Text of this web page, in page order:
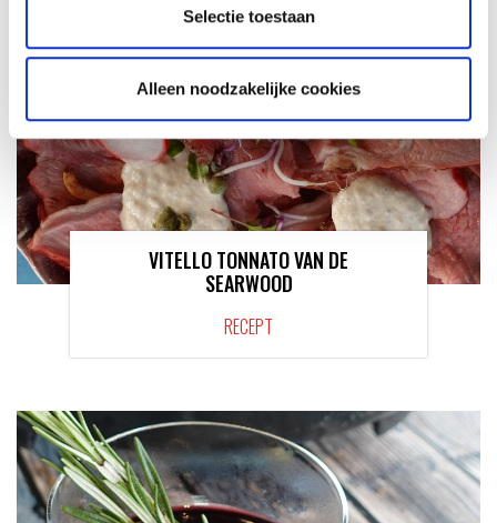
Selectie toestaan
Alleen noodzakelijke cookies
VITELLO TONNATO VAN DE
SEARWOOD
RECEPT